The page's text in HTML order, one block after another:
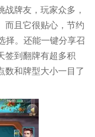
牌友，玩家众多，
而且它很贴心，节约
择。还能一键分享召
签到翻牌有超多积
数和牌型大小一目了